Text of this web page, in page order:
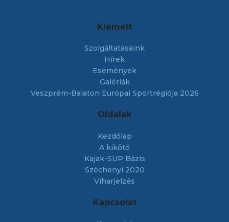
Kiemelt
Szolgáltatásaink
Hírek
Események
Galériák
Veszprém-Balaton Európai Sportrégiója 2026
Oldalak
Kezdőlap
A kikötő
Kajak-SUP Bázis
Széchenyi 2020
Viharjelzés
Kapcsolat